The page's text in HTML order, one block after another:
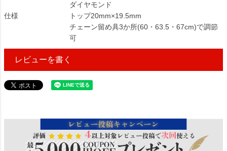
仕様
ダイヤモンド
トップ20mm×19.5mm
チェーン留め具3か所(60・63.5・67cm)で調節
可
レビューを書く